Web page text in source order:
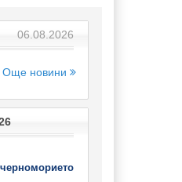
06.08.2026
Още новини